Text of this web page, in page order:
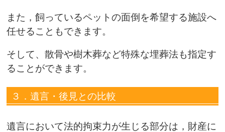
また，飼っているペットの面倒を希望する施設へ
任せることもできます。
そして、散骨や樹木葬など特殊な埋葬法も指定す
ることができます。
３．遺言・後見との比較
遺言において法的拘束力が生じる部分は，財産に